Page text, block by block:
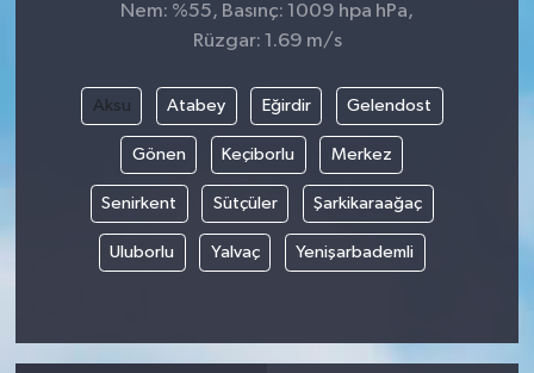
Nem: %55, Basınç: 1009 hpa hPa,
Rüzgar: 1.69 m/s
Aksu Atabey Eğirdir Gelendost
Gönen Keçiborlu Merkez
Senirkent Sütçüler Şarkikaraağaç
Uluborlu Yalvaç Yenişarbademli